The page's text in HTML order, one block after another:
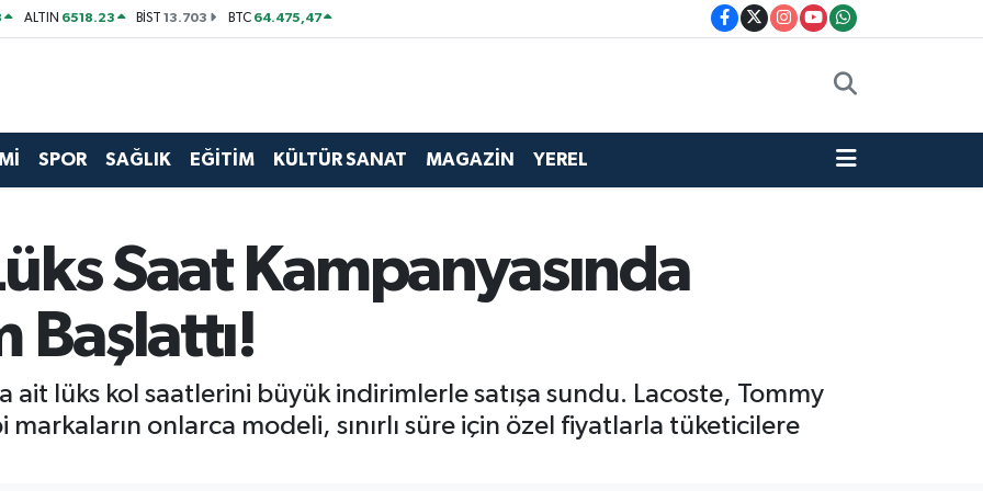
ALTIN 6518.23 BİST13.703 BTC 64.475,47
SPOR SAĞLIK EĞİTİM KÜLTÜR SANAT MAGAZİN YEREL
Saat Kampanyasında
Başlattı!
ait lüks kol saatlerini büyük indirimlerle satışa sundu. Lacoste, Tommy
onlarca modeli, sınırlı süre için özel fiyatlarla tüketicilere